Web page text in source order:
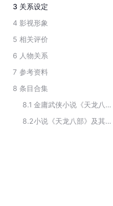
3 关系设定
4 影视形象
5 相关评价
6 人物关系
7 参考资料
8 条目合集
8.1
金庸武侠小说《天龙八部》中的人物角色
8.2
小说《天龙八部》及其衍生作品中的人物